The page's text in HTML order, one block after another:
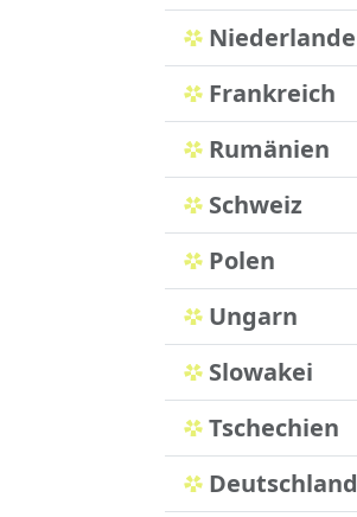
Niederlande
Frankreich
Rumänien
Schweiz
Polen
Ungarn
Slowakei
Tschechien
Deutschland